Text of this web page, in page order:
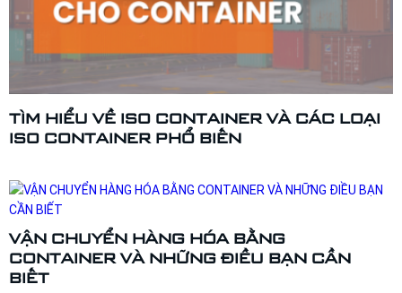
TÌM HIỂU VỀ ISO CONTAINER VÀ CÁC LOẠI
ISO CONTAINER PHỔ BIẾN
VẬN CHUYỂN HÀNG HÓA BẰNG
CONTAINER VÀ NHỮNG ĐIỀU BẠN CẦN
BIẾT